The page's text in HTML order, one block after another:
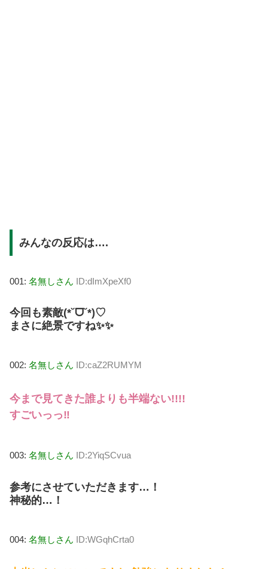
みんなの反応は….
001: 名無しさん ID:dImXpeXf0
今回も素敵(*˘ᗜ˘*)♡
まさに絶景ですね✨✨
002: 名無しさん ID:caZ2RUMYM
今まで見てきた誰よりも半端ない!!!!
すごいっっ‼️
003: 名無しさん ID:2YiqSCvua
参考にさせていただきます…！
神秘的…！
004: 名無しさん ID:WGqhCrta0